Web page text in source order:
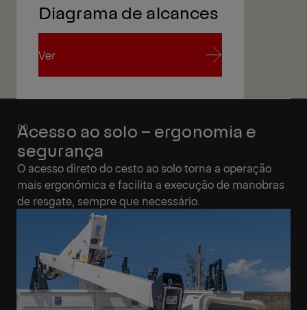
Diagrama de alcances
Ver
Ver
Acesso ao solo – ergonomia e
segurança
O acesso direto do cesto ao solo torna a operação
mais ergonómica e facilita a execução de manobras
de resgate, sempre que necessário.